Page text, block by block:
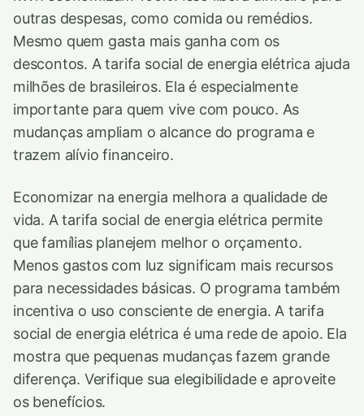
outras despesas, como comida ou remédios.
Mesmo quem gasta mais ganha com os
descontos. A tarifa social de energia elétrica ajuda
milhões de brasileiros. Ela é especialmente
importante para quem vive com pouco. As
mudanças ampliam o alcance do programa e
trazem alívio financeiro.
Economizar na energia melhora a qualidade de
vida. A tarifa social de energia elétrica permite
que famílias planejem melhor o orçamento.
Menos gastos com luz significam mais recursos
para necessidades básicas. O programa também
incentiva o uso consciente de energia. A tarifa
social de energia elétrica é uma rede de apoio. Ela
mostra que pequenas mudanças fazem grande
diferença. Verifique sua elegibilidade e aproveite
os benefícios.